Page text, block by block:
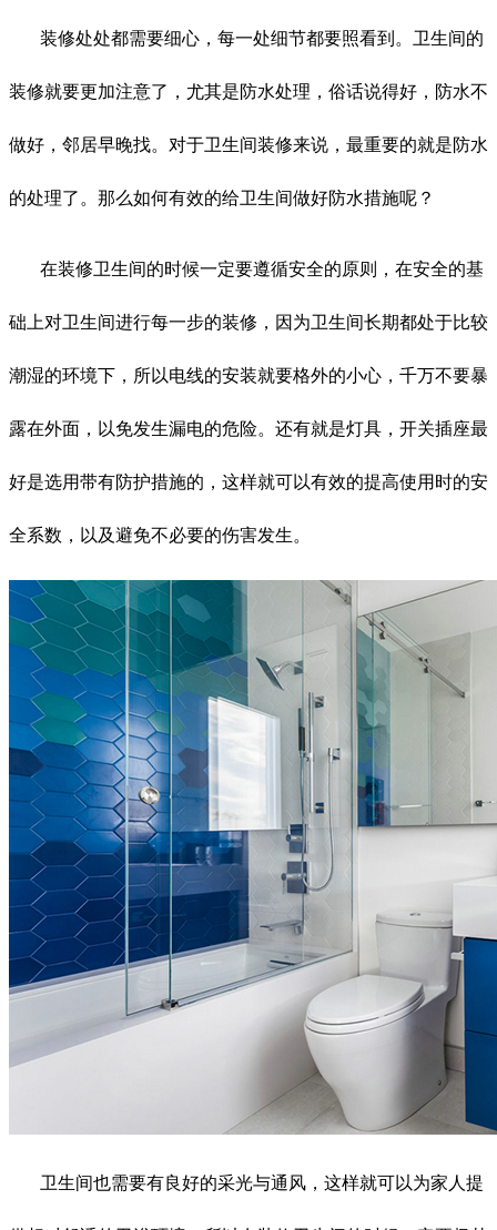
装修处处都需要细心，每一处细节都要照看到。卫生间的
装修就要更加注意了，尤其是防水处理，俗话说得好，防水不
做好，邻居早晚找。对于卫生间装修来说，最重要的就是防水
的处理了。那么如何有效的给卫生间做好防水措施呢？
在装修卫生间的时候一定要遵循安全的原则，在安全的基
础上对卫生间进行每一步的装修，因为卫生间长期都处于比较
潮湿的环境下，所以电线的安装就要格外的小心，千万不要暴
露在外面，以免发生漏电的危险。还有就是灯具，开关插座最
好是选用带有防护措施的，这样就可以有效的提高使用时的安
全系数，以及避免不必要的伤害发生。
卫生间也需要有良好的采光与通风，这样就可以为家人提